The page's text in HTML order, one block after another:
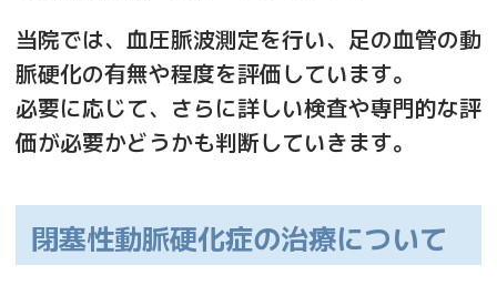
当院では、血圧脈波測定を行い、足の血管の動
脈硬化の有無や程度を評価しています。
必要に応じて、さらに詳しい検査や専門的な評
価が必要かどうかも判断していきます。
閉塞性動脈硬化症の治療について